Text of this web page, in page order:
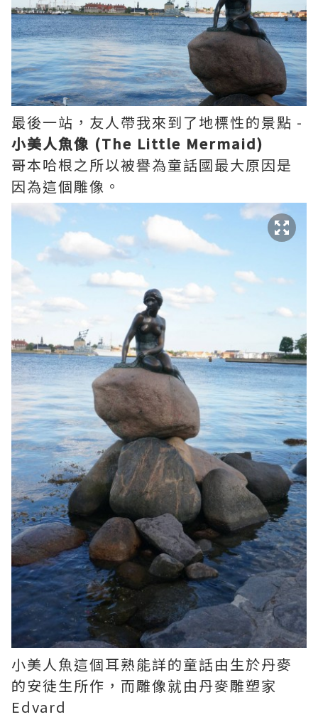
最後一站，友人帶我來到了地標性的景點 -
小美人魚像 (The Little Mermaid)
哥本哈根之所以被譽為童話國最大原因是
因為這個雕像。
小美人魚這個耳熟能詳的童話由生於丹麥
的安徒生所作，而雕像就由丹麥雕塑家
Edvard